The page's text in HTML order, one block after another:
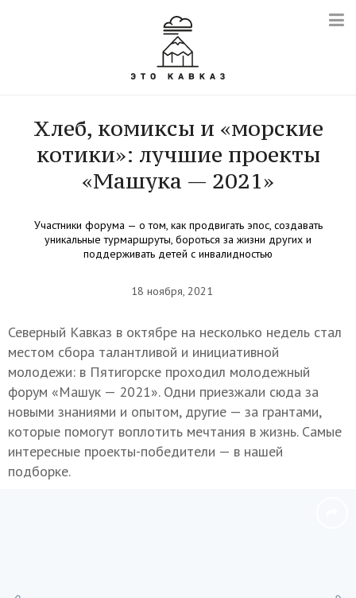
Хлеб, комиксы и «морские
котики»: лучшие проекты
«Машука — 2021»
Участники форума — о том, как продвигать эпос, создавать
уникальные турмаршруты, бороться за жизни других и
поддерживать детей с инвалидностью
18 ноября, 2021
Северный Кавказ в октябре на несколько недель стал
местом сбора талантливой и инициативной
молодежи: в Пятигорске проходил молодежный
форум «Машук — 2021». Одни приезжали сюда за
новыми знаниями и опытом, другие — за грантами,
которые помогут воплотить мечтания в жизнь. Самые
интересные проекты-победители — в нашей
подборке.